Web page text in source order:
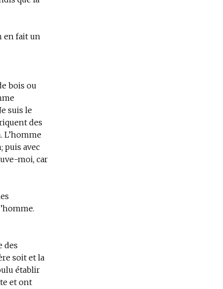
en fait un
bois ou
suis le
des
L’homme
puis avec
moi, car
des
soit et la
établir
et ont